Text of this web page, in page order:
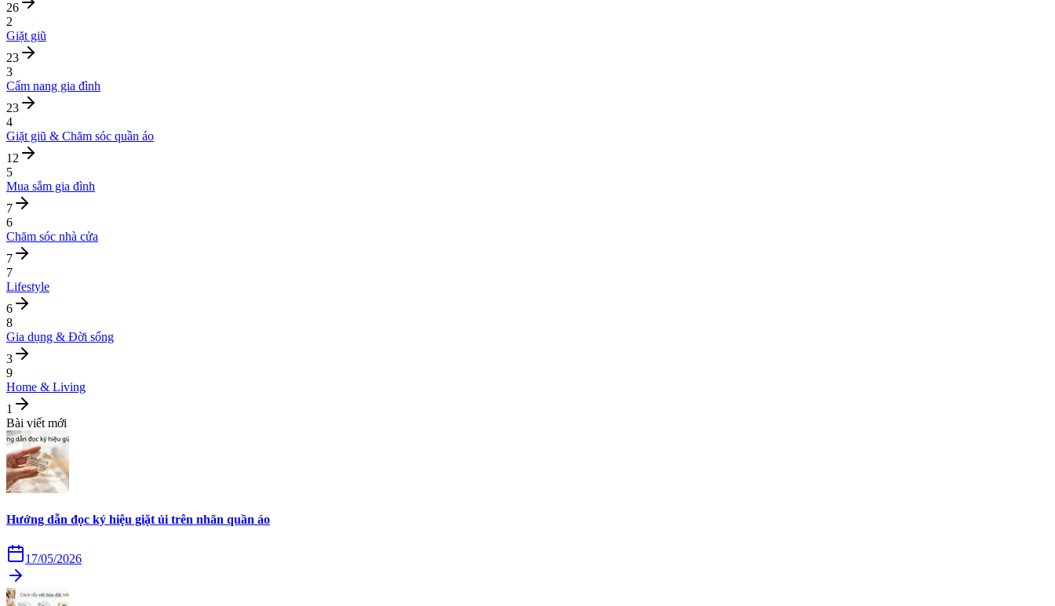
26
2
Giặt giũ
23
3
Cẩm nang gia đình
23
4
Giặt giũ & Chăm sóc quần áo
12
5
Mua sắm gia đình
7
6
Chăm sóc nhà cửa
7
7
Lifestyle
6
8
Gia dụng & Đời sống
3
9
Home & Living
1
Bài viết mới
Hướng dẫn đọc ký hiệu giặt ủi trên nhãn quần áo
17/05/2026